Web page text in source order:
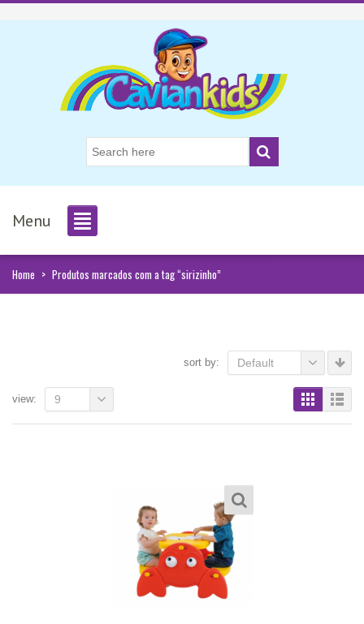
Menu
Home > Produtos marcados com a tag “sirizinho”
sort by: Default
view: 9